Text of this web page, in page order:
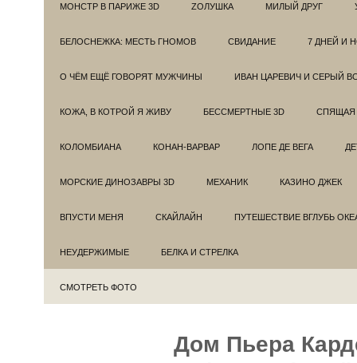
МОНСТР В ПАРИЖЕ 3D ZОЛУШКА МИЛЫЙ ДРУГ
БЕЛОСНЕЖКА: МЕСТЬ ГНОМОВ СВИДАНИЕ 7 ДНЕЙ И
О ЧЁМ ЕЩЁ ГОВОРЯТ МУЖЧИНЫ ИВАН ЦАРЕВИЧ И СЕРЫЙ
КОЖА, В КОТРОЙ Я ЖИВУ БЕССМЕРТНЫЕ 3D СПЯЩАЯ
КОЛОМБИАНА КОНАН-ВАРВАР ЛОПЕ ДЕ ВЕГА
МОРСКИЕ ДИНОЗАВРЫ 3D МЕХАНИК КАЗИНО ДЖЕК
ВПУСТИ МЕНЯ СКАЙЛАЙН ПУТЕШЕСТВИЕ ВГЛУБЬ
НЕУДЕРЖИМЫЕ БЕЛКА И СТРЕЛКА
СМОТРЕТЬ ФОТО
Дом Пьера